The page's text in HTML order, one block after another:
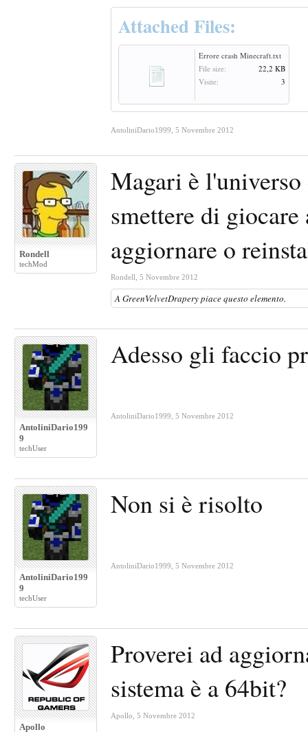
Attached Files:
Errore crash Minecraft.txt
File size:
22,2 KB
Visite:
3
AntoliniDario1999 5 Novembre 2012
Rondell
techMod
Magari è
smettere di
aggiornare o
Rondell 5 Novembre 2012
A GreenVelvetDraperypiace questo elemento.
AntoliniDario199
9
techUser
Adesso gli faccio
AntoliniDario1999 5 Novembre 2012
AntoliniDario199
9
techUser
Non si è risolto
AntoliniDario1999 5 Novembre 2012
Apollo
Proverei ad
sistema è a 64bit?
Apollo 5 Novembre 2012